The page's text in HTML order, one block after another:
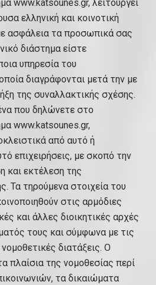
www.katsounes.gr, λειτουργεί
ελληνική και κοινοτική
ασφάλεια τα προσωπικά σας
διάστημα είστε
υπηρεσία του
διαγράφονται μετά την με
της συναλλακτικής σχέσης.
που δηλώνετε στο
www.katsounes.gr,
από αυτό ή
επιχειρήσεις, με σκοπό την
και εκτέλεση της
Τα τηρούμενα στοιχεία του
στις αρμόδιες
και άλλες διοικητικές αρχές
τους και σύμφωνα με τις
διατάξεις. Ο
πλαίσια της νομοθεσίας περί
τα δικαιώματα